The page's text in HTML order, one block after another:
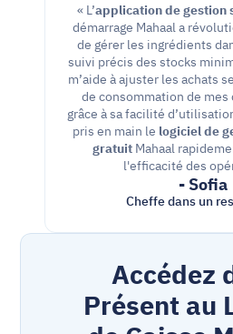
« L’application de gestion
démarrage Mahaal a
de gérer les ingrédients
suivi précis des stocks
m’aide à ajuster les achats
de consommation de
grâce à sa facilité
pris en main le logiciel de
gratuit Mahaal
l'efficacité des
- Sofia
Cheffe dans un
Accédez
Présent au